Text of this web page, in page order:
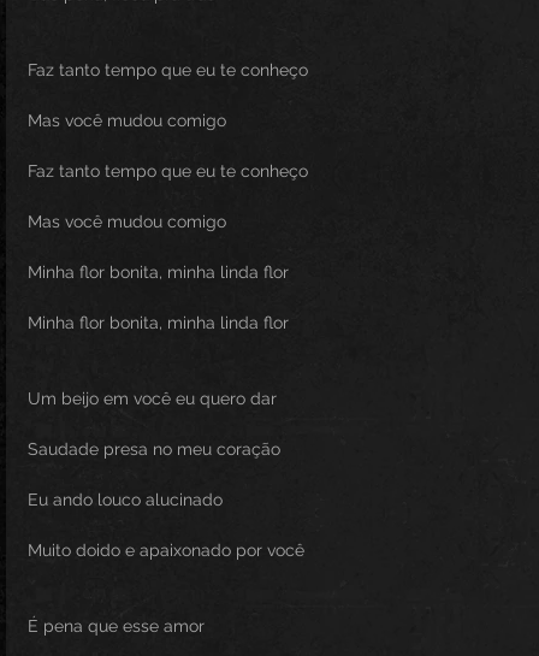
Faz tanto tempo que eu te conheço
Mas você mudou comigo
Faz tanto tempo que eu te conheço
Mas você mudou comigo
Minha flor bonita, minha linda flor
Minha flor bonita, minha linda flor
Um beijo em você eu quero dar
Saudade presa no meu coração
Eu ando louco alucinado
Muito doido e apaixonado por você
É pena que esse amor